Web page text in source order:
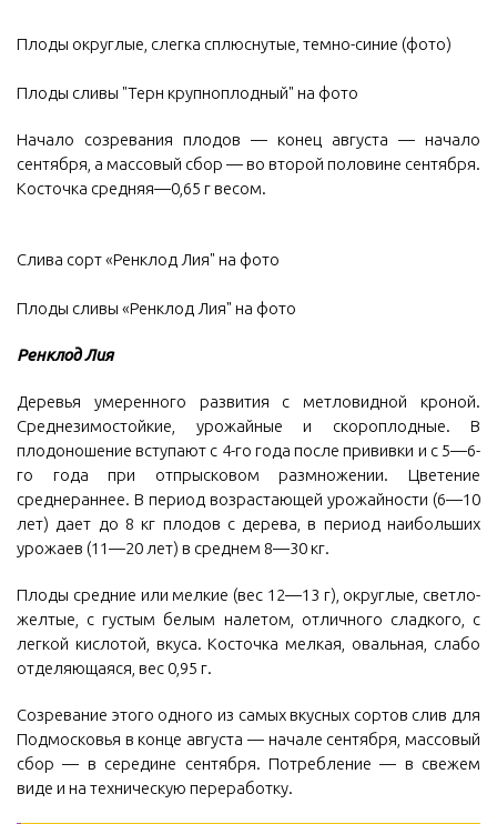
Плоды округлые, слегка сплюснутые, темно-синие (фото)
Плоды сливы "Терн крупноплодный" на фото
Начало созревания плодов — конец августа — начало
сентября, а массовый сбор — во второй половине сентября.
Косточка средняя—0,65 г весом.
Слива сорт «Ренклод Лия" на фото
Плоды сливы «Ренклод Лия" на фото
Ренклод Лия
Деревья умеренного развития с метловидной кроной.
Среднезимостойкие, урожайные и скороплодные. В
плодоношение вступают с 4-го года после прививки и с 5—6-
го года при отпрысковом размножении. Цветение
среднераннее. В период возрастающей урожайности (6—10
лет) дает до 8 кг плодов с дерева, в период наибольших
урожаев (11—20 лет) в среднем 8—30 кг.
Плоды средние или мелкие (вес 12—13 г), округлые, светло-
желтые, с густым белым налетом, отличного сладкого, с
легкой кислотой, вкуса. Косточка мелкая, овальная, слабо
отделяющаяся, вес 0,95 г.
Созревание этого одного из самых вкусных сортов слив для
Подмосковья в конце августа — начале сентября, массовый
сбор — в середине сентября. Потребление — в свежем
виде и на техническую переработку.